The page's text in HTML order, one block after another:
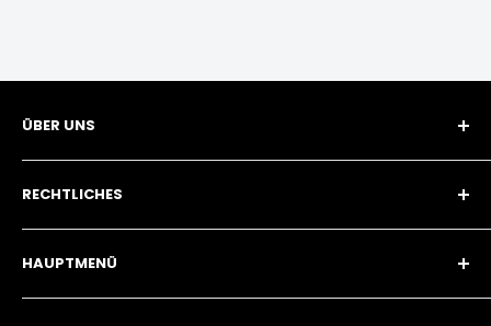
ÜBER UNS
Hux Home (ISolarPro GmbH)
+49 179 66 22 958
angebot@isolarpro.de
RECHTLICHES
Wiederruf
Impressum
Datenschutzerklärung
HAUPTMENÜ
Home